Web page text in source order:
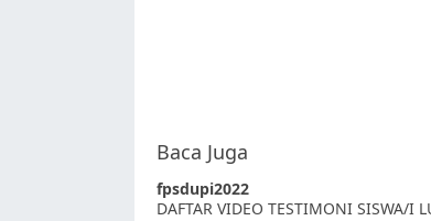
Baca Juga
fpsdupi2022
DAFTAR VIDEO TESTIMONI SISWA/I